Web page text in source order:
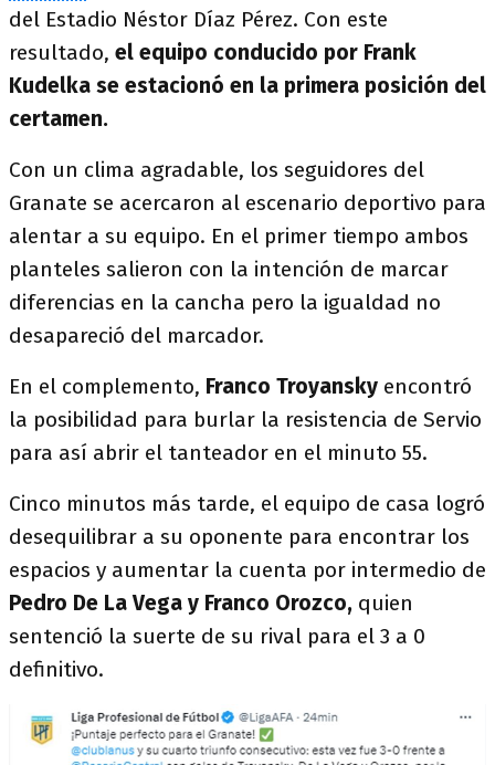
del Estadio Néstor Díaz Pérez. Con este
resultado, el equipo conducido por Frank
Kudelka se estacionó en la primera posición del
certamen.
Con un clima agradable, los seguidores del
Granate se acercaron al escenario deportivo para
alentar a su equipo. En el primer tiempo ambos
planteles salieron con la intención de marcar
diferencias en la cancha pero la igualdad no
desapareció del marcador.
En el complemento, Franco Troyansky encontró
la posibilidad para burlar la resistencia de Servio
para así abrir el tanteador en el minuto 55.
Cinco minutos más tarde, el equipo de casa logró
desequilibrar a su oponente para encontrar los
espacios y aumentar la cuenta por intermedio de
Pedro De La Vega y Franco Orozco, quien
sentenció la suerte de su rival para el 3 a 0
definitivo.